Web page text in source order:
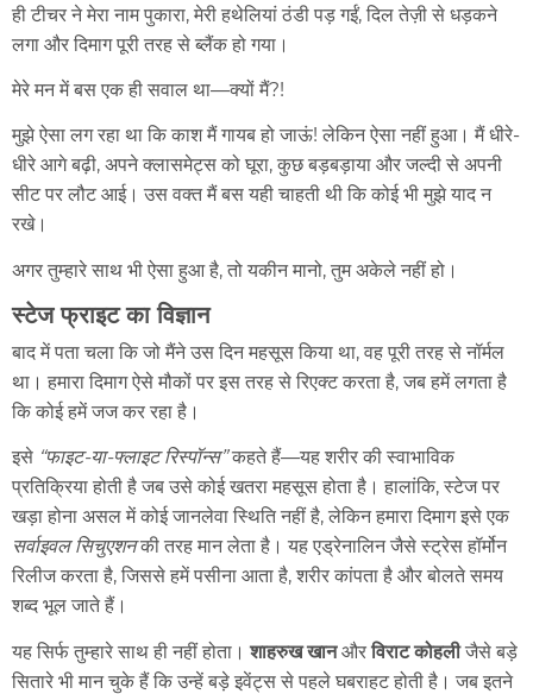
ही टीचर ने मेरा नाम पुकारा, मेरी हथेलियां ठंडी पड़ गईं, दिल तेज़ी से धड़कने
लगा और दिमाग पूरी तरह से ब्लैंक हो गया।
मेरे मन में बस एक ही सवाल था—क्यों मैं?!
मुझे ऐसा लग रहा था कि काश मैं गायब हो जाऊं! लेकिन ऐसा नहीं हुआ। मैं धीरे-
धीरे आगे बढ़ी, अपने क्लासमेट्स को घूरा, कुछ बड़बड़ाया और जल्दी से अपनी
सीट पर लौट आई। उस वक्त मैं बस यही चाहती थी कि कोई भी मुझे याद न
रखे।
अगर तुम्हारे साथ भी ऐसा हुआ है, तो यकीन मानो, तुम अकेले नहीं हो।
स्टेज फ्राइट का विज्ञान
बाद में पता चला कि जो मैंने उस दिन महसूस किया था, वह पूरी तरह से नॉर्मल
था। हमारा दिमाग ऐसे मौकों पर इस तरह से रिएक्ट करता है, जब हमें लगता है
कि कोई हमें जज कर रहा है।
इसे “फाइट-या-फ्लाइट रिस्पॉन्स”कहते हैं—यह शरीर की स्वाभाविक
प्रतिक्रिया होती है जब उसे कोई खतरा महसूस होता है। हालांकि, स्टेज पर
खड़ा होना असल में कोई जानलेवा स्थिति नहीं है, लेकिन हमारा दिमाग इसे एक
सर्वाइवल सिचुएशनकी तरह मान लेता है। यह एड्रेनालिन जैसे स्ट्रेस हॉर्मोन
रिलीज करता है, जिससे हमें पसीना आता है, शरीर कांपता है और बोलते समय
शब्द भूल जाते हैं।
यह सिर्फ तुम्हारे साथ ही नहीं होता।शाहरुख खानऔरविराट कोहलीजैसे बड़े
सितारे भी मान चुके हैं कि उन्हें बड़े इवेंट्स से पहले घबराहट होती है। जब इतने